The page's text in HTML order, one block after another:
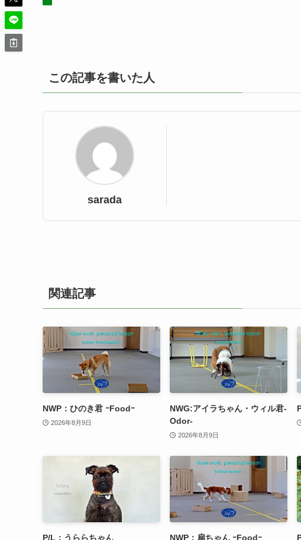
この記事を書いた人
sarada
関連記事
NWP：ひのき君 ｰFoodｰ
2026年8月9日
NWG:アイラちゃん・ウィル君-
Odor-
2026年8月9日
P/L：うららちゃん NWP：扇ちゃん ｰFoodｰ